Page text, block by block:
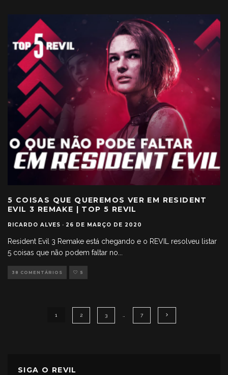
5 COISAS QUE QUEREMOS VER EM RESIDENT
EVIL 3 REMAKE | TOP 5 REVIL
RICARDO ALVES · 26 DE MARÇO DE 2020
Resident Evil 3 Remake está chegando e o REVIL resolveu listar
5 coisas que não podem faltar no
38 COMENTÁRIOS 5
1 2 3 7
SIGA O REVIL